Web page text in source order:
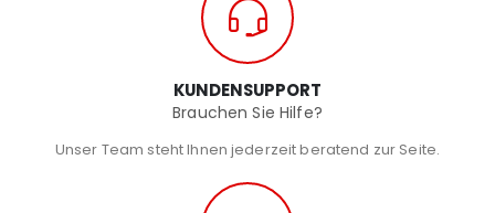
KUNDENSUPPORT
Brauchen Sie Hilfe?
Unser Team steht Ihnen jederzeit beratend zur Seite.